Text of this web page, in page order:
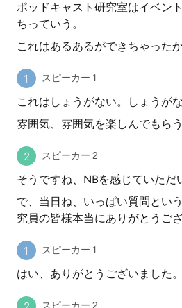
ポッドキャスト研究室はイベン
ちっていう。
これはあるあるができちゃった
スピーカー 1
これはしょうがない。しょうがな
雰囲気、雰囲気を楽しんでもらう
スピーカー 2
そうですね、NBを感じていただ
で、当日ね、いっぱい質問とい
究員の皆様本当にありがとうござ
スピーカー 1
はい、ありがとうございました。
スピーカー 2